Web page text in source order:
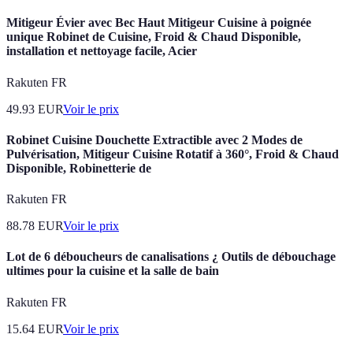
Mitigeur Évier avec Bec Haut Mitigeur Cuisine à poignée
unique Robinet de Cuisine, Froid & Chaud Disponible,
installation et nettoyage facile, Acier
Rakuten FR
49.93 EURVoir le prix
Robinet Cuisine Douchette Extractible avec 2 Modes de
Pulvérisation, Mitigeur Cuisine Rotatif à 360°, Froid & Chaud
Disponible, Robinetterie de
Rakuten FR
88.78 EURVoir le prix
Lot de 6 déboucheurs de canalisations ¿ Outils de débouchage
ultimes pour la cuisine et la salle de bain
Rakuten FR
15.64 EURVoir le prix